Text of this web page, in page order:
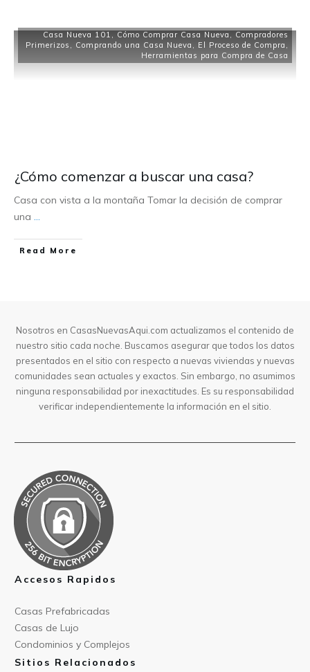
Casa Nueva 101 , Cómo Comprar Casa Nueva , Compradores
Primerizos , Comprando una Casa Nueva , El Proceso de Compra ,
Herramientas para Compra de Casa
¿Cómo comenzar a buscar una casa?
Casa con vista a la montaña Tomar la decisión de comprar
una ...
Read More
Nosotros en CasasNuevasAqui.com actualizamos el contenido de
nuestro sitio cada noche. Buscamos asegurar que todos los datos
presentados en el sitio con respecto a nuevas viviendas y nuevas
comunidades sean actuales y exactos. Sin embargo, no asumimos
ninguna responsabilidad por inexactitudes. Es su responsabilidad
verificar independientemente la información en el sitio.
Accesos Rapidos
Casas Prefabricadas
Casas de Lujo
Condominios y Complejos
Sitios Relacionados